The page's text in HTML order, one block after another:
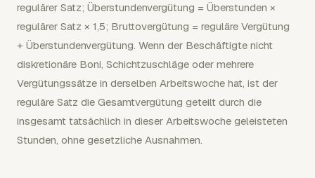
regulärer Satz; Überstundenvergütung = Überstunden ×
regulärer Satz × 1,5; Bruttovergütung = reguläre Vergütung
+ Überstundenvergütung. Wenn der Beschäftigte nicht
diskretionäre Boni, Schichtzuschläge oder mehrere
Vergütungssätze in derselben Arbeitswoche hat, ist der
reguläre Satz die Gesamtvergütung geteilt durch die
insgesamt tatsächlich in dieser Arbeitswoche geleisteten
Stunden, ohne gesetzliche Ausnahmen.